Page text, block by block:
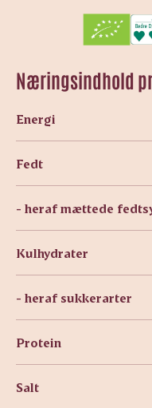
Næringsindhold
Energi
Fedt
- heraf mættede
Kulhydrater
- heraf sukkerarter
Protein
Salt